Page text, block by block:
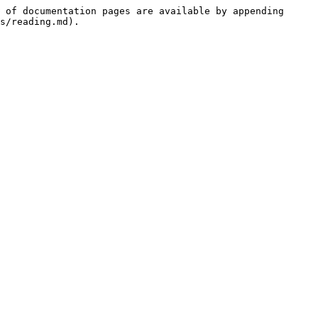
documentation pages are available by appending
reading.md).